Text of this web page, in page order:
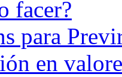
facer?
para
en